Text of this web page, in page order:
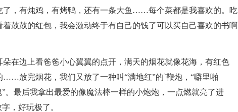
了，有炖鸡，有烤鸭，还有一条大鱼……每个菜都是我喜欢的。吃
鼓鼓的红包，我会激动终于有自己的钱了可以买自己喜欢的书啊
在边上看爸爸小心翼翼的点开，满天的烟花就像花海，有红色
……放完烟花，我们又放了一种叫“满地红”的`鞭炮，“噼里啪
。最后我拿出最爱的像魔法棒一样的小炮炮，一点燃就亮了进
，好玩极了。